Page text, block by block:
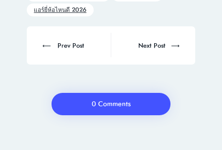
แอร์ยี่ห้อไหนดี 2026
navigation
Prev
Prev Post
Next
Next Post
0 Comments